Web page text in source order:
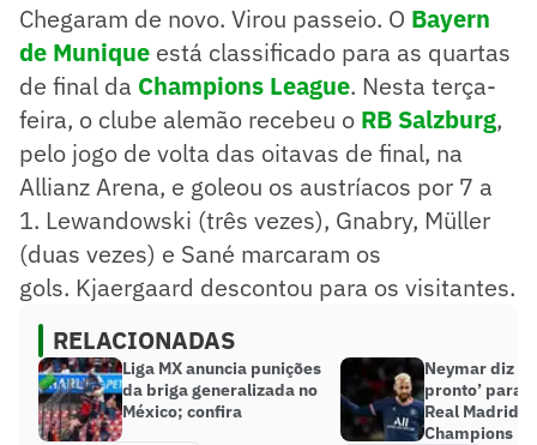
Chegaram de novo. Virou passeio. O Bayern
de Munique está classificado para as quartas
de final da Champions League. Nesta terça-
feira, o clube alemão recebeu o RB Salzburg,
pelo jogo de volta das oitavas de final, na
Allianz Arena, e goleou os austríacos por 7 a
1. Lewandowski (três vezes), Gnabry, Müller
(duas vezes) e Sané marcaram os
gols. Kjaergaard descontou para os visitantes.
RELACIONADAS
Liga MX anuncia punições
da briga generalizada no
México; confira
Neymar diz
pronto’ para
Real Madrid e
Champions